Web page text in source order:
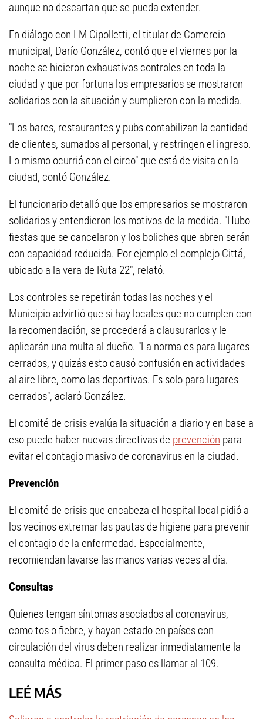
aunque no descartan que se pueda extender.
En diálogo con LM Cipolletti, el titular de Comercio
municipal, Darío González, contó que el viernes por la
noche se hicieron exhaustivos controles en toda la
ciudad y que por fortuna los empresarios se mostraron
solidarios con la situación y cumplieron con la medida.
"Los bares, restaurantes y pubs contabilizan la cantidad
de clientes, sumados al personal, y restringen el ingreso.
Lo mismo ocurrió con el circo" que está de visita en la
ciudad, contó González.
El funcionario detalló que los empresarios se mostraron
solidarios y entendieron los motivos de la medida. "Hubo
fiestas que se cancelaron y los boliches que abren serán
con capacidad reducida. Por ejemplo el complejo Cittá,
ubicado a la vera de Ruta 22", relató.
Los controles se repetirán todas las noches y el
Municipio advirtió que si hay locales que no cumplen con
la recomendación, se procederá a clausurarlos y le
aplicarán una multa al dueño. "La norma es para lugares
cerrados, y quizás esto causó confusión en actividades
al aire libre, como las deportivas. Es solo para lugares
cerrados", aclaró González.
El comité de crisis evalúa la situación a diario y en base a
eso puede haber nuevas directivas de prevención para
evitar el contagio masivo de coronavirus en la ciudad.
Prevención
El comité de crisis que encabeza el hospital local pidió a
los vecinos extremar las pautas de higiene para prevenir
el contagio de la enfermedad. Especialmente,
recomiendan lavarse las manos varias veces al día.
Consultas
Quienes tengan síntomas asociados al coronavirus,
como tos o fiebre, y hayan estado en países con
circulación del virus deben realizar inmediatamente la
consulta médica. El primer paso es llamar al 109.
LEÉ MÁS